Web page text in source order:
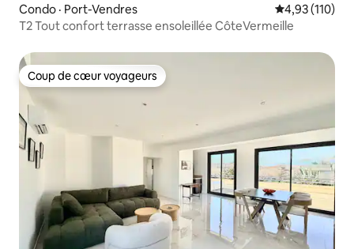
Condo · Port-Vendres Note
4,93 (110)
T2 Tout confort terrasse ensoleillée CôteVermeille
Coup de cœur voyageurs
Coup de cœur voyageurs